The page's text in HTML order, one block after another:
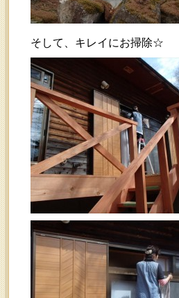
そして、キレイにお掃除☆